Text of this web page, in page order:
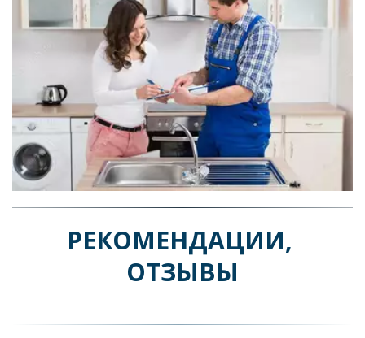
РЕКОМЕНДАЦИИ,
ОТЗЫВЫ